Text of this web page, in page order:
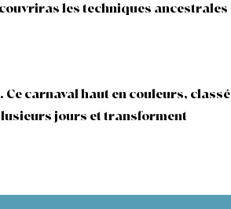
les techniques ancestrales
Ce carnaval haut en couleurs, classé
jours et transforment